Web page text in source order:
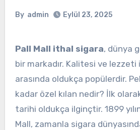
By admin Eylül 23, 2025
Pall Mall ithal sigara, dünya
bir markadır. Kalitesi ve
arasında oldukça popülerdir.
kadar özel kılan nedir? İlk
tarihi oldukça ilginçtir. 1899
Mall, zamanla sigara